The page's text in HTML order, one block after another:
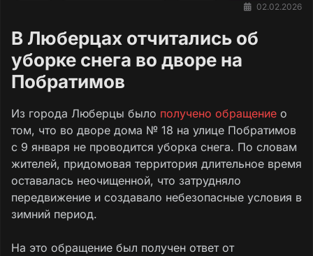
02.02.2026
В Люберцах отчитались об
уборке снега во дворе на
Побратимов
Из города Люберцы было получено обращение о
том, что во дворе дома № 18 на улице Побратимов
с 9 января не проводится уборка снега. По словам
жителей, придомовая территория длительное время
оставалась неочищенной, что затрудняло
передвижение и создавало небезопасные условия в
зимний период.
На это обращение был получен ответ от